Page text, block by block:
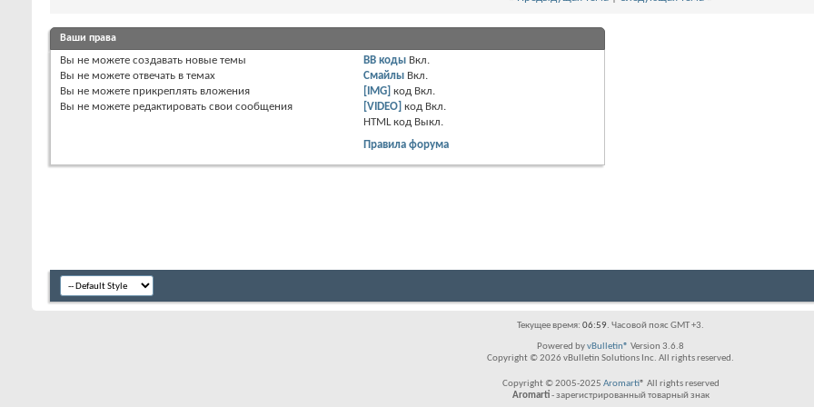
Ваши права
Вы не можете создавать новые темы
Вы не можете отвечать в темах
Вы не можете прикреплять вложения
Вы не можете редактировать свои сообщения
BB коды Вкл.
Смайлы Вкл.
[IMG] код Вкл.
[VIDEO] код Вкл.
HTML код Выкл.
Правила форума
Текущее время: 06:59. Часовой пояс GMT +3.
Powered byvBulletin® Version 3.6.8
Copyright © 2026 vBulletin Solutions Inc. All rights reserved.
Copyright © 2005-2025 Aromarti® All rights reserved
Aromarti- зарегистрированный товарный знак